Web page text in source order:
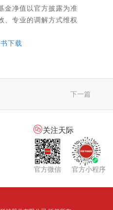
金净值以官方披露为准
、专业的调解方式维权
下载
下一篇
关注天际
官方微信 官方小程序